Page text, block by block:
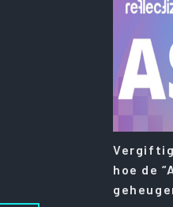
hoe de